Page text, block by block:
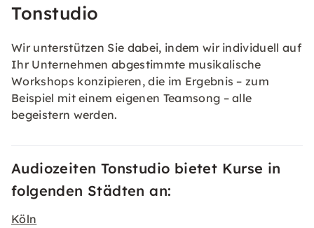
Tonstudio
Wir unterstützen Sie dabei, indem wir individuell auf
Ihr Unternehmen abgestimmte musikalische
Workshops konzipieren, die im Ergebnis – zum
Beispiel mit einem eigenen Teamsong – alle
begeistern werden.
Audiozeiten Tonstudio bietet Kurse in
folgenden Städten an:
Köln